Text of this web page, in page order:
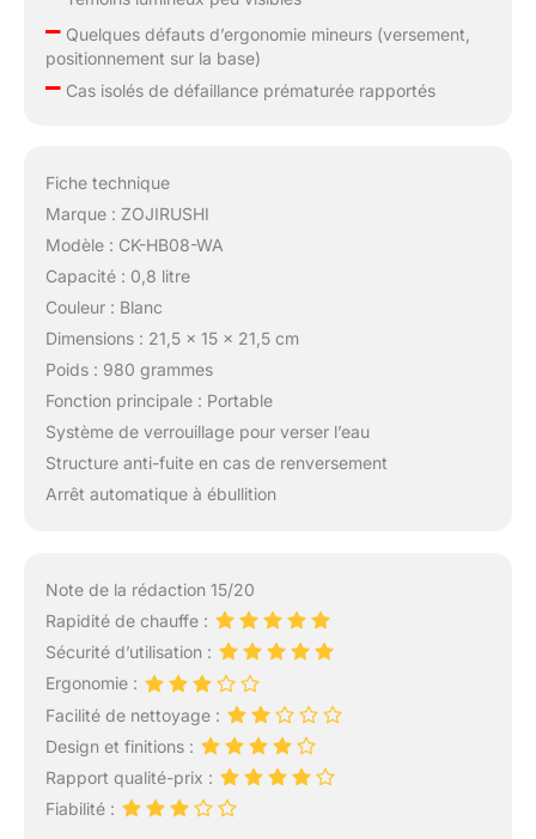
–Quelques défauts d’ergonomie mineurs (versement,
positionnement sur la base)
–Cas isolés de défaillance prématurée rapportés
Fiche technique
Marque : ZOJIRUSHI
Modèle : CK-HB08-WA
Capacité : 0,8 litre
Couleur : Blanc
Dimensions : 21,5 x 15 x 21,5 cm
Poids : 980 grammes
Fonction principale : Portable
Système de verrouillage pour verser l’eau
Structure anti-fuite en cas de renversement
Arrêt automatique à ébullition
Note de la rédaction 15/20
Rapidité de chauffe :
Sécurité d’utilisation :
Ergonomie :
Facilité de nettoyage :
Design et finitions :
Rapport qualité-prix :
Fiabilité :